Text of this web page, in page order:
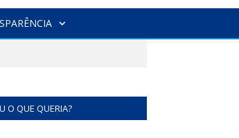
O QUE QUERIA?